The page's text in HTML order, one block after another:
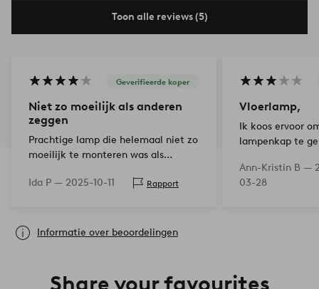
Toon alle reviews (5)
Geverifieerde koper
Niet zo moeilijk als anderen
zeggen
Prachtige lamp die helemaal niet zo
moeilijk te monteren was als
en staat stabiel!
Ida P — 2025-10-11 Rapport
Vloerlamp,
Ik koos ervoor
lampenkap te
Ann-Kristin B —
03-28
Informatie over beoordelingen